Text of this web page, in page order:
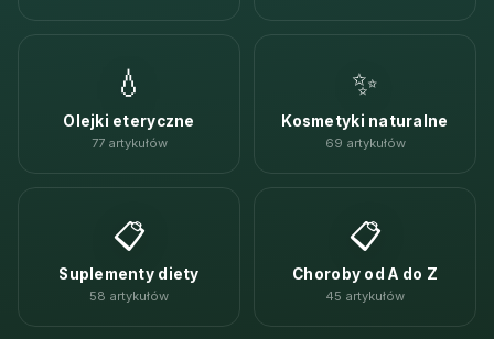
💧
Olejki eteryczne
77 artykułów
✨
Kosmetyki naturalne
69 artykułów
📋
Suplementy diety
58 artykułów
📋
Choroby od A do Z
45 artykułów